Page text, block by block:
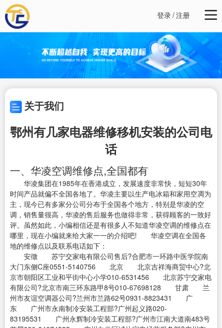
登录/注册
关于我们
鄂州有几家电器维修移机安装的公司电
话
一、华凌空调维修点,全国都有
华凌集团在1985年在香港成立，发展速度非常快，短短30年
时间产品就偏不全国各地了。华凌主要以生产电冰箱和家用空凋为
主，现今已有多家分公司分布于全国各个地方，特别是华凌的空
调，销售量很高，华凌的售后服务也做得非常，获得顾客的一致好
评。虽然如此，小编相信还是有很多人不知道华凌空调的维修点在
哪里，现在小编就来给大家一一的介绍吧! 华凌空调在全国各
地的维修点以及联系电话如下：
安徵 苏宁交家电有限公司售后?合肥市一环路中医学院南
大门东侧C座0551-5140756 北京 北京吉祥海商贸中心?北
京市朝阳区工业和平街中心小学010-6531456 北京苏宁交家电
有限公司?北京市南三环东路甲8号010-67698128 甘肃 兰
州市友谊空调器公司?兰州市兰路62号0931-8823431 广
东 广州市永南制冷安装工程部?广州起义路020-
83195531 广州永辉制冷安装工程部?广州市江南大道南483号